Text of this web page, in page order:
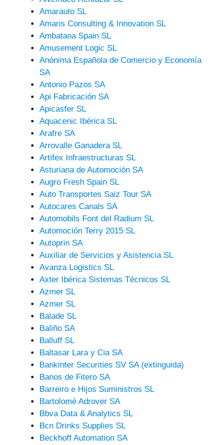
Amarauto SL
Amaris Consulting & Innovation SL
Ambatana Spain SL
Amusement Logic SL
Anónima Española de Comercio y Economía
SA
Antonio Pazos SA
Api Fabricación SA
Apicasfer SL
Aquacenic Ibérica SL
Arafre SA
Arrovalle Ganadera SL
Artifex Infraestructuras SL
Asturiana de Automoción SA
Augro Fresh Spain SL
Auto Transportes Saiz Tour SA
Autocares Canals SA
Automobils Font del Radium SL
Automoción Terry 2015 SL
Autoprin SA
Auxiliar de Servicios y Asistencia SL
Avanza Logistics SL
Axter Ibérica Sistemas Técnicos SL
Azmer SL
Azmer SL
Balade SL
Baliño SA
Balluff SL
Baltasar Lara y Cia SA
Bankinter Securities SV SA (extinguida)
Banos de Fitero SA
Barreiro e Hijos Suministros SL
Bartolomé Adrover SA
Bbva Data & Analytics SL
Bcn Drinks Supplies SL
Beckhoff Automation SA